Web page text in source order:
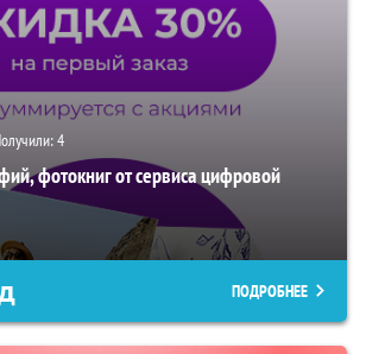
4
фотокниг от сервиса цифровой
ПОДРОБНЕЕ